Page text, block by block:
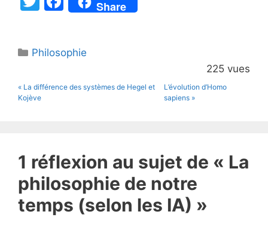
er
a
e
o
Share
Catégories
Philosophie
225 vues
« La différence des systèmes de Hegel et
Kojève
L’évolution d’Homo
sapiens »
1 réflexion au sujet de « La
philosophie de notre
temps (selon les IA) »